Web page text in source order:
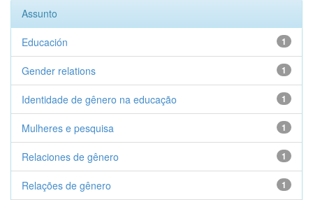
Assunto
1
Educación
1
Gender relations
1
Identidade de gênero na educação
1
Mulheres e pesquisa
1
Relaciones de gênero
1
Relações de gênero